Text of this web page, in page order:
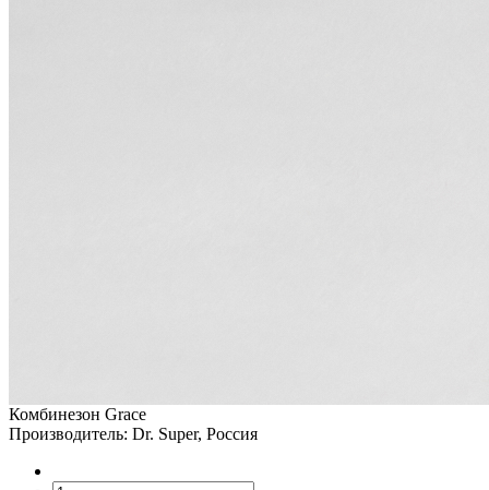
Комбинезон Grace
Производитель: Dr. Super, Россия